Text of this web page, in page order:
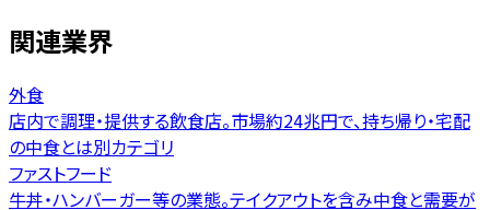
関連業界
外食
店内で調理・提供する飲食店。市場約24兆円で、持ち帰り・宅配
の中食とは別カテゴリ
ファストフード
牛丼・ハンバーガー等の業態。テイクアウトを含み中食と需要が